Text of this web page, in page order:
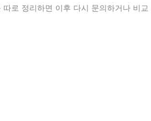
로 정리하면 이후 다시 문의하거나 비교